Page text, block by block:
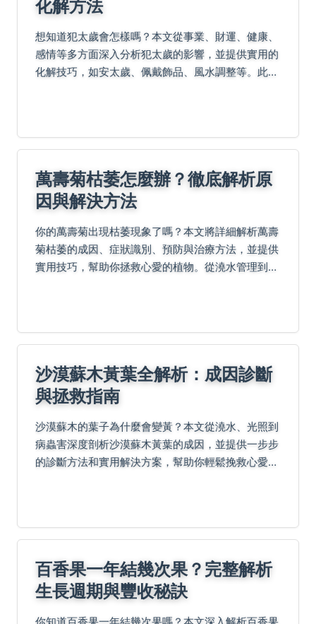
化解方法
想知道犯太歲會怎樣嗎？本文從事業、財運、健康、
感情等多方面深入分析犯太歲的影響，並提供實用的
化解技巧，如安太歲、佩戴飾品、風水調整等。此
萬壽菊枯萎怎麼辦？徹底解析原
因與解決方法
你的萬壽菊出現枯萎現象了嗎？本文將詳細解析萬壽
菊枯萎的成因、症狀識別、預防與治療方法，並提供
實用技巧，幫助你拯救心愛的植物。從澆水管理到病
沙漠蘇木黃葉全解析：成因診斷
與拯救指南
沙漠蘇木的葉子為什麼會變黃？本文從澆水、光照到
病蟲害深度剖析沙漠蘇木黃葉的成因，並提供一步步
的診斷方法和實用解決方案，幫助你輕鬆挽救心愛植
百香果一年結幾次果？完整解析
生長週期與豐收秘訣
你知道百香果一年結幾次果嗎？本文深入解析百香果